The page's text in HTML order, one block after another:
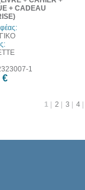
+ CADEAU
1
€
1 2 3 4